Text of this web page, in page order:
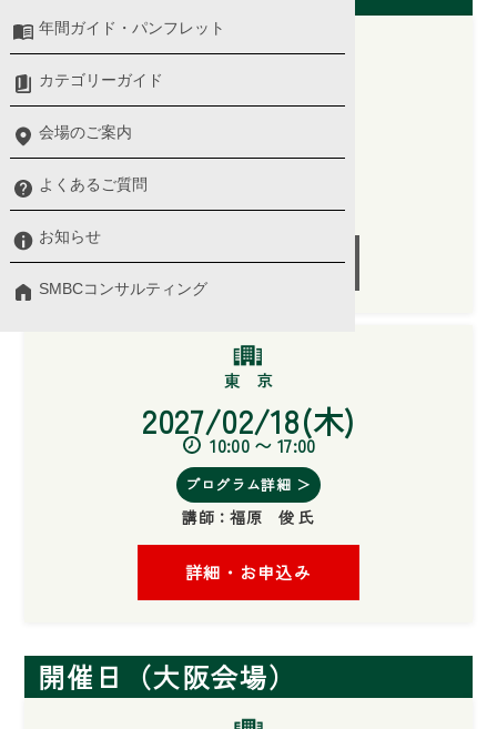
年間ガイド・パンフレット
カテゴリーガイド
会場のご案内
よくあるご質問
お知らせ
SMBCコンサルティング
2026/06/18(木)
講師：福原 俊 氏
受付終了
2027/02/18(木)
10:00 〜 17:00
プログラム詳細 ＞
講師：福原 俊 氏
詳細・お申込み
開催日（大阪会場）